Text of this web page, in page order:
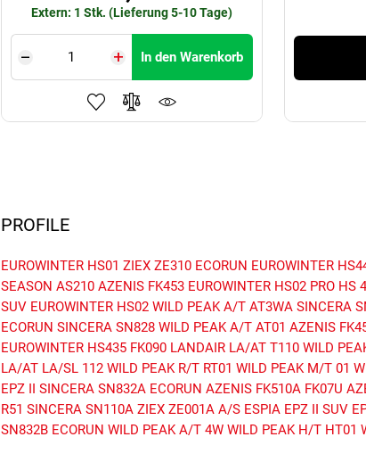
Extern: 1 Stk. (Lieferung 5-10 Tage)
In den Warenkorb
PROFILE
EUROWINTER HS01 ZIEX ZE310 ECORUN EUROWINTER
SEASON AS210 AZENIS FK453 EUROWINTER HS02 PRO HS
SUV EUROWINTER HS02 WILD PEAK A/T AT3WA SINCERA
ECORUN SINCERA SN828 WILD PEAK A/T AT01 AZENIS
EUROWINTER HS435 FK090 LANDAIR LA/AT T110 WILD
LA/AT LA/SL 112 WILD PEAK R/T RT01 WILD PEAK M/T 01
EPZ II SINCERA SN832A ECORUN AZENIS FK510A FK07U
R51 SINCERA SN110A ZIEX ZE001A A/S ESPIA EPZ II SUV
SN832B ECORUN WILD PEAK A/T 4W WILD PEAK H/T HT01